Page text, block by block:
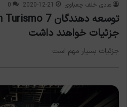
هادی خلف چعباوی 2020-12-21
0
جزئیات خواهند داشت
جزئیات بسیار مهم است